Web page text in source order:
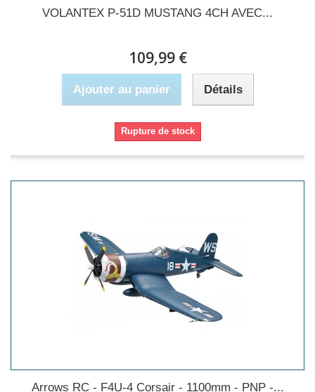
VOLANTEX P-51D MUSTANG 4CH AVEC...
109,99 €
Ajouter au panier Détails
Rupture de stock
Arrows RC - F4U-4 Corsair - 1100mm - PNP -...